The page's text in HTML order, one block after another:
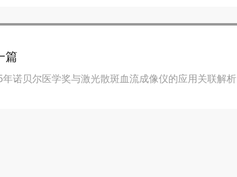
篇
年诺贝尔医学奖与激光散斑血流成像仪的应用关联解析